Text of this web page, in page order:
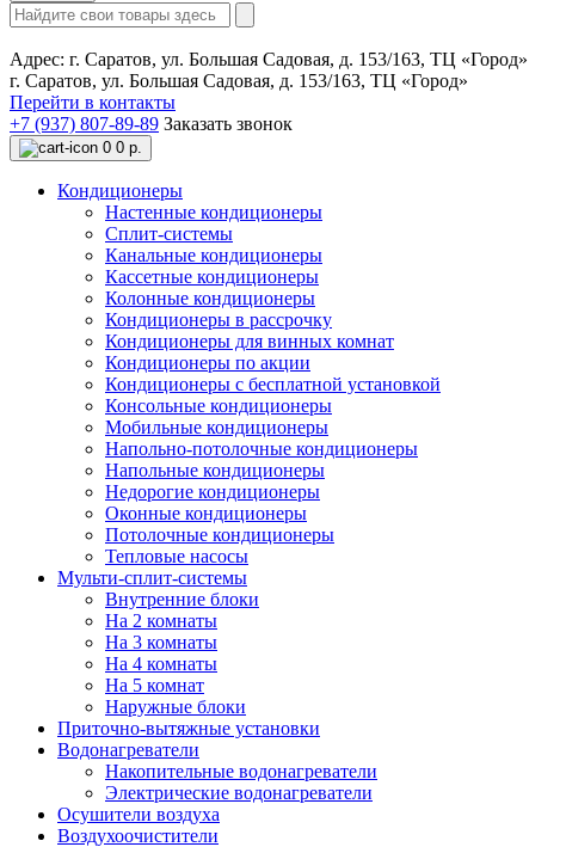
Адрес: г. Саратов, ул. Большая Садовая, д. 153/163, ТЦ «Город»
г. Саратов, ул. Большая Садовая, д. 153/163, ТЦ «Город»
Перейти в контакты
+7 (937) 807-89-89 Заказать звонок
0 0 р.
Кондиционеры
Настенные кондиционеры
Сплит-системы
Канальные кондиционеры
Кассетные кондиционеры
Колонные кондиционеры
Кондиционеры в рассрочку
Кондиционеры для винных комнат
Кондиционеры по акции
Кондиционеры с бесплатной установкой
Консольные кондиционеры
Мобильные кондиционеры
Напольно-потолочные кондиционеры
Напольные кондиционеры
Недорогие кондиционеры
Оконные кондиционеры
Потолочные кондиционеры
Тепловые насосы
Мульти-сплит-системы
Внутренние блоки
На 2 комнаты
На 3 комнаты
На 4 комнаты
На 5 комнат
Наружные блоки
Приточно-вытяжные установки
Водонагреватели
Накопительные водонагреватели
Электрические водонагреватели
Осушители воздуха
Воздухоочистители